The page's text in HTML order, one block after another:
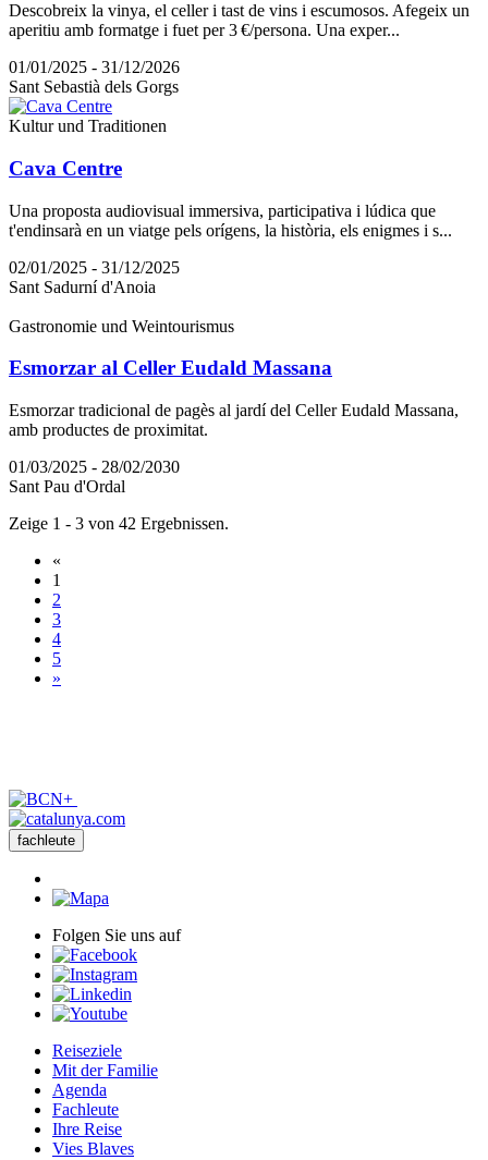
Descobreix la vinya, el celler i tast de vins i escumosos. Afegeix un
aperitiu amb formatge i fuet per 3 €/persona. Una exper...
01/01/2025 - 31/12/2026
Sant Sebastià dels Gorgs
Kultur und Traditionen
Cava Centre
Una proposta audiovisual immersiva, participativa i lúdica que
t'endinsarà en un viatge pels orígens, la història, els enigmes i s...
02/01/2025 - 31/12/2025
Sant Sadurní d'Anoia
Gastronomie und Weintourismus
Esmorzar al Celler Eudald Massana
Esmorzar tradicional de pagès al jardí del Celler Eudald Massana,
amb productes de proximitat.
01/03/2025 - 28/02/2030
Sant Pau d'Ordal
Zeige 1 - 3 von 42 Ergebnissen.
«
1
2
3
4
5
»
fachleute
Folgen Sie uns auf
Reiseziele
Mit der Familie
Agenda
Fachleute
Ihre Reise
Vies Blaves